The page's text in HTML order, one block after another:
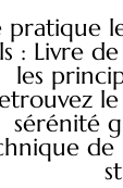
pratique
: Livre
les
sérénité